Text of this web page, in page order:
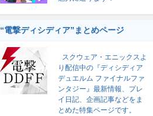
“電撃ディシディア”まとめページ
スクウェア・エニックスよ
り配信中の『ディシディア
デュエルム ファイナルファ
ンタジー』最新情報、プレ
イ日記、企画記事などをま
とめた特集ページです。